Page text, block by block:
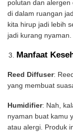
polutan dan
di dalam ruangan
kita hirup jadi lebih
jadi kurang nyaman.
Manfaat
Reed Diffuser:
yang membuat
Humidifier: Nah,
nyaman buat kamu
atau alergi. Produk